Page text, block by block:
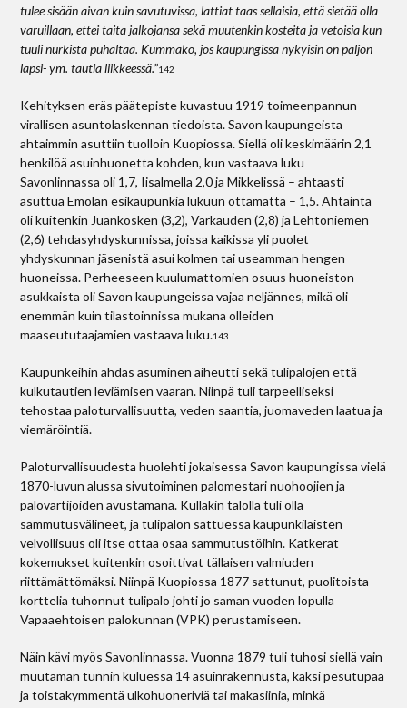
tulee sisään aivan kuin savutuvissa, lattiat taas sellaisia, että sietää olla
varuillaan, ettei taita jalkojansa sekä muutenkin kosteita ja vetoisia kun
tuuli nurkista puhaltaa. Kummako, jos kaupungissa nykyisin on paljon
lapsi- ym. tautia liikkeessä.”142
Kehityksen eräs päätepiste kuvastuu 1919 toimeenpannun
virallisen asuntolaskennan tiedoista. Savon kaupungeista
ahtaimmin asuttiin tuolloin Kuopiossa. Siellä oli keskimäärin 2,1
henkilöä asuinhuonetta kohden, kun vastaava luku
Savonlinnassa oli 1,7, Iisalmella 2,0 ja Mikkelissä – ahtaasti
asuttua Emolan esikaupunkia lukuun ottamatta – 1,5. Ahtainta
oli kuitenkin Juankosken (3,2), Varkauden (2,8) ja Lehtoniemen
(2,6) tehdasyhdyskunnissa, joissa kaikissa yli puolet
yhdyskunnan jäsenistä asui kolmen tai useamman hengen
huoneissa. Perheeseen kuulumattomien osuus huoneiston
asukkaista oli Savon kaupungeissa vajaa neljännes, mikä oli
enemmän kuin tilastoinnissa mukana olleiden
maaseututaajamien vastaava luku.143
Kaupunkeihin ahdas asuminen aiheutti sekä tulipalojen että
kulkutautien leviämisen vaaran. Niinpä tuli tarpeelliseksi
tehostaa paloturvallisuutta, veden saantia, juomaveden laatua ja
viemäröintiä.
Paloturvallisuudesta huolehti jokaisessa Savon kaupungissa vielä
1870-luvun alussa sivutoiminen palomestari nuohoojien ja
palovartijoiden avustamana. Kullakin talolla tuli olla
sammutusvälineet, ja tulipalon sattuessa kaupunkilaisten
velvollisuus oli itse ottaa osaa sammutustöihin. Katkerat
kokemukset kuitenkin osoittivat tällaisen valmiuden
riittämättömäksi. Niinpä Kuopiossa 1877 sattunut, puolitoista
korttelia tuhonnut tulipalo johti jo saman vuoden lopulla
Vapaaehtoisen palokunnan (VPK) perustamiseen.
Näin kävi myös Savonlinnassa. Vuonna 1879 tuli tuhosi siellä vain
muutaman tunnin kuluessa 14 asuinrakennusta, kaksi pesutupaa
ja toistakymmentä ulkohuoneriviä tai makasiinia, minkä